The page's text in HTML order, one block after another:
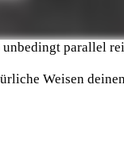
parallel
Weisen